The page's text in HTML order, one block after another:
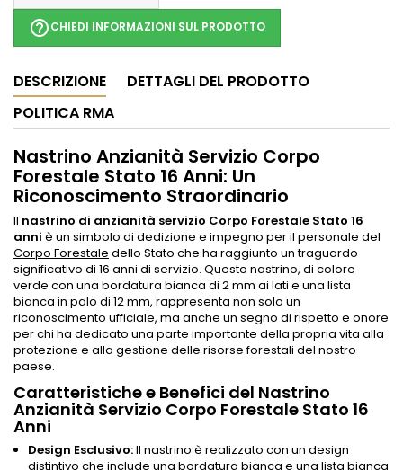
help_outlineCHIEDI INFORMAZIONI SUL PRODOTTO
DESCRIZIONE
DETTAGLI DEL PRODOTTO
POLITICA RMA
Nastrino Anzianità Servizio Corpo
Forestale Stato 16 Anni: Un
Riconoscimento Straordinario
Il nastrino di anzianità servizio Corpo Forestale Stato 16
anni è un simbolo di dedizione e impegno per il personale del
Corpo Forestale dello Stato che ha raggiunto un traguardo
significativo di 16 anni di servizio. Questo nastrino, di colore
verde con una bordatura bianca di 2 mm ai lati e una lista
bianca in palo di 12 mm, rappresenta non solo un
riconoscimento ufficiale, ma anche un segno di rispetto e onore
per chi ha dedicato una parte importante della propria vita alla
protezione e alla gestione delle risorse forestali del nostro
paese.
Caratteristiche e Benefici del Nastrino
Anzianità Servizio Corpo Forestale Stato 16
Anni
Design Esclusivo:Il nastrino è realizzato con un design
distintivo che include una bordatura bianca e una lista bianca